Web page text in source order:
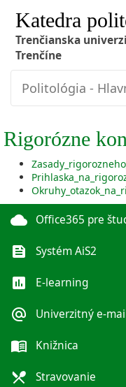
Katedra
Trenčianska
Trenčíne
Politológia -
Rigorózne
cloud Office365 pre
feed Systém AiS2
poll E-learning
alternate_email Univerzitný e-
menu_book Knižnica
local_dining Stravovanie